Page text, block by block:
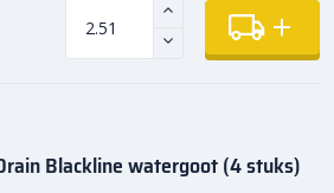
Blackline watergoot (4 stuks)